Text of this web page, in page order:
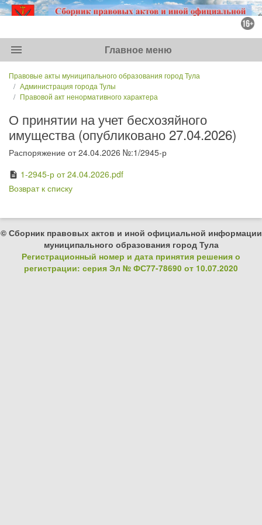
menu Главное меню
Правовые акты муниципального образования город Тула
Администрация города Тулы
Правовой акт ненормативного характера
О принятии на учет бесхозяйного
имущества (опубликовано 27.04.2026)
Распоряжение от 24.04.2026 №:1/2945-р
description 1-2945-р от 24.04.2026.pdf
Возврат к списку
© Сборник правовых актов и иной официальной информации
муниципального образования город Тула
Регистрационный номер и дата принятия решения о
регистрации: серия Эл № ФС77-78690 от 10.07.2020